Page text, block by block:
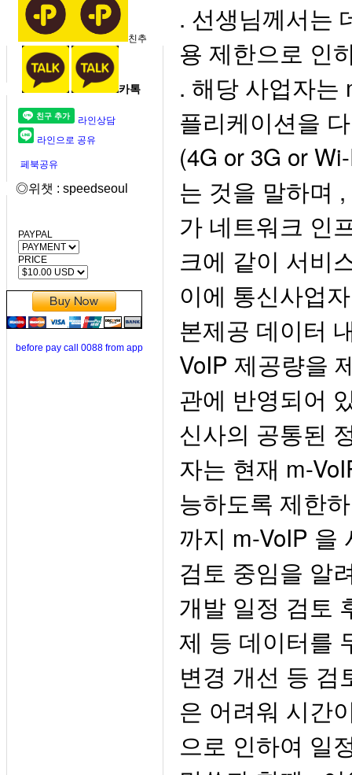
친추
카톡
라인상담
라인으로 공유
페북공유
◎위챗 : speedseoul
PAYPAL
PRICE
before pay call 0088 from app
. 선생님께서는
용 제한으로 인
. 해당 사업자는
플리케이션을
(4G or 3G or
는 것을 말하며
가 네트워크 인
크에 같이 서비
이에 통신사업
본제공 데이터
VoIP 제공량을
관에 반영되어
신사의 공통된
자는 현재 m-
능하도록 제한
까지 m-VoIP 을
검토 중임을 알
개발 일정 검토
제 등 데이터를
변경 개선 등 검
은 어려워 시간
으로 인하여 일